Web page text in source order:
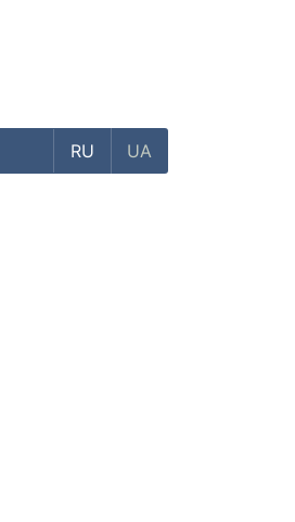
RU UA